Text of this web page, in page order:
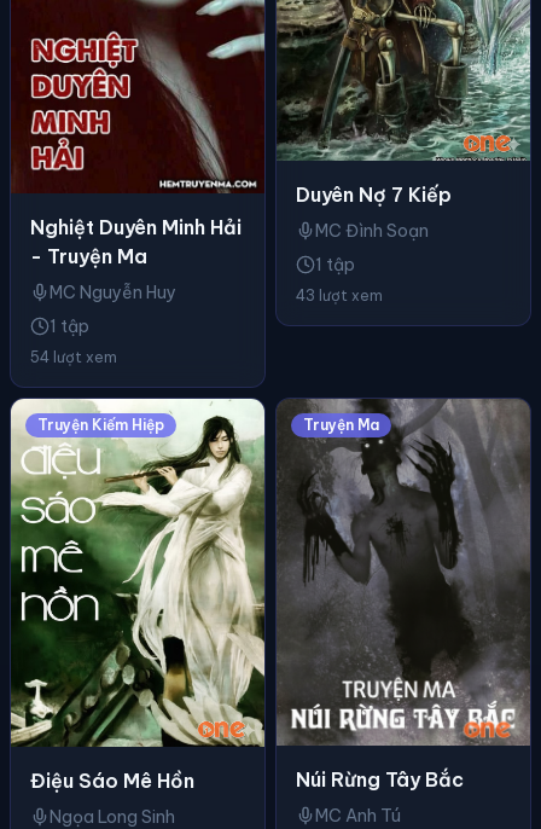
Nghiệt Duyên Minh Hải
- Truyện Ma
MC Nguyễn Huy
1 tập
54 lượt xem
Duyên Nợ 7 Kiếp
MC Đình Soạn
1 tập
43 lượt xem
Truyện Kiếm Hiệp
Điệu Sáo Mê Hồn
Ngọa Long Sinh
Truyện Ma
Núi Rừng Tây Bắc
MC Anh Tú